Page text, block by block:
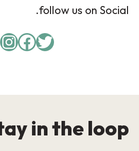
follow us on Social.
Twitter
in the loop!